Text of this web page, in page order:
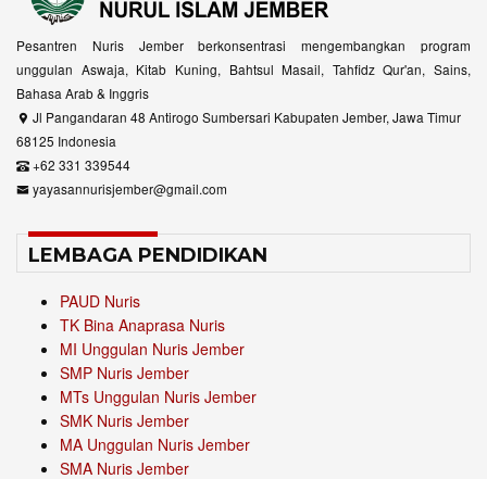
Pesantren Nuris Jember berkonsentrasi mengembangkan program
unggulan Aswaja, Kitab Kuning, Bahtsul Masail, Tahfidz Qur'an, Sains,
Bahasa Arab & Inggris
Jl Pangandaran 48 Antirogo Sumbersari Kabupaten Jember, Jawa Timur
68125 Indonesia
+62 331 339544
yayasannurisjember@gmail.com
LEMBAGA PENDIDIKAN
PAUD Nuris
TK Bina Anaprasa Nuris
MI Unggulan Nuris Jember
SMP Nuris Jember
MTs Unggulan Nuris Jember
SMK Nuris Jember
MA Unggulan Nuris Jember
SMA Nuris Jember